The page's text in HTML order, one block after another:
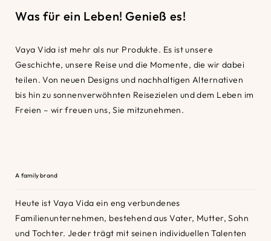
Was für ein Leben! Genieß es!
Vaya Vida ist mehr als nur Produkte. Es ist unsere
Geschichte, unsere Reise und die Momente, die wir dabei
teilen. Von neuen Designs und nachhaltigen Alternativen
bis hin zu sonnenverwöhnten Reisezielen und dem Leben im
Freien – wir freuen uns, Sie mitzunehmen.
A family brand
Heute ist Vaya Vida ein eng verbundenes
Familienunternehmen, bestehend aus Vater, Mutter, Sohn
und Tochter. Jeder trägt mit seinen individuellen Talenten